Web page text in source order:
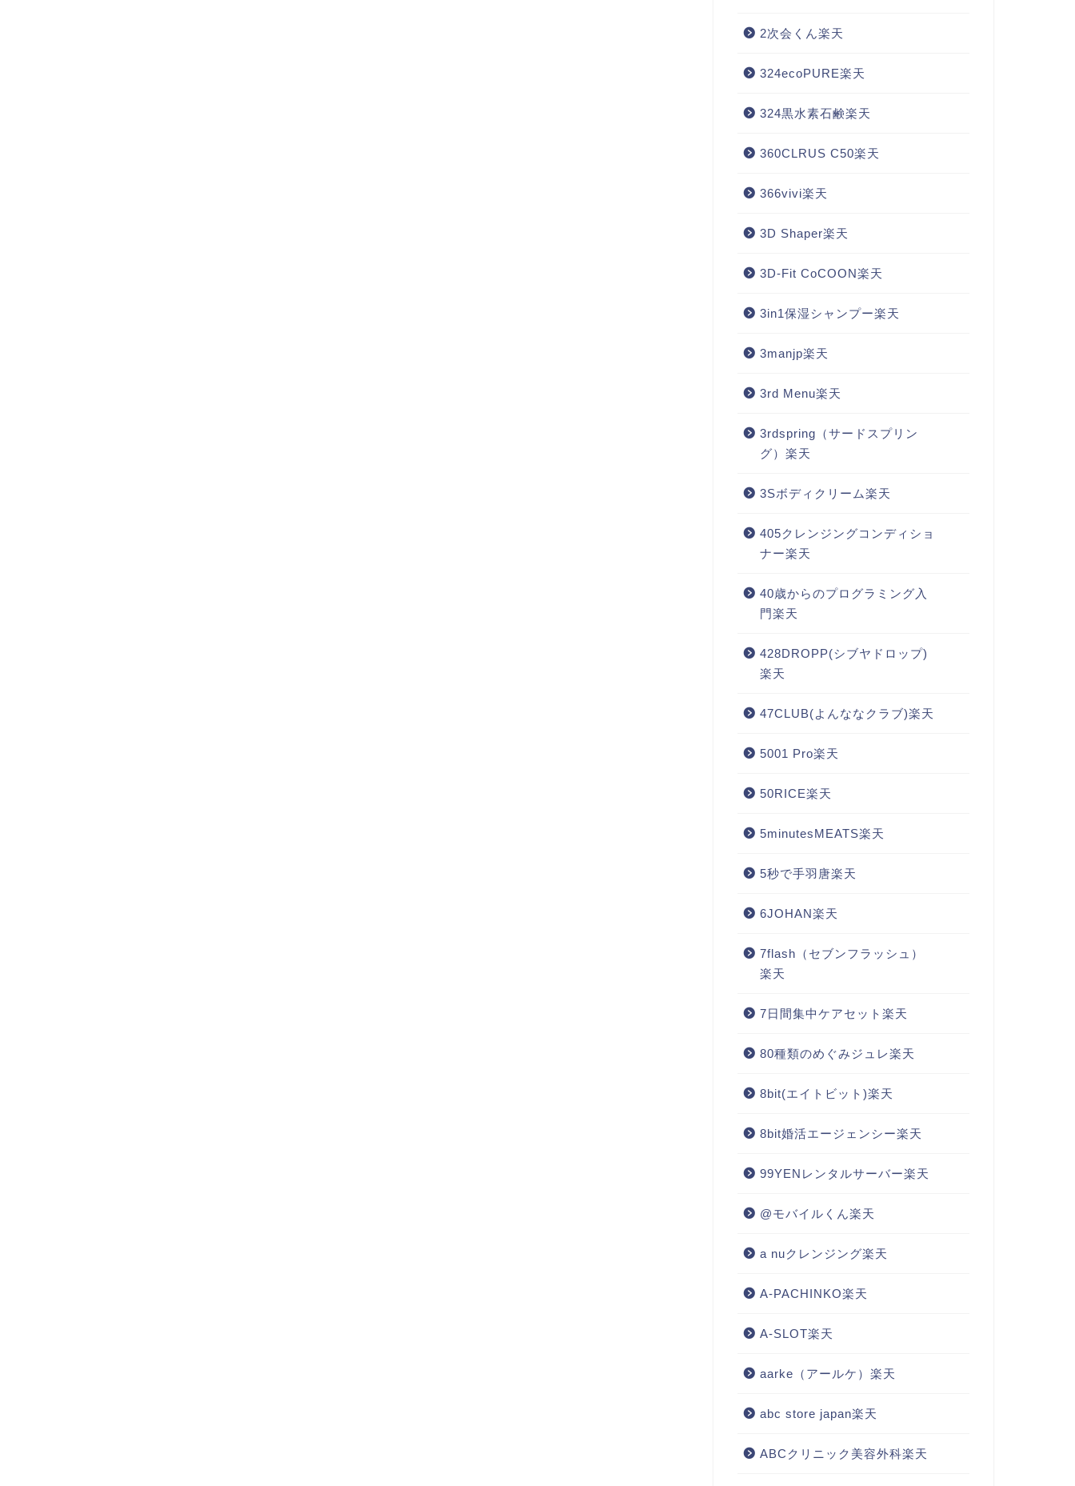
2次会くん楽天
324ecoPURE楽天
324黒水素石鹸楽天
360CLRUS C50楽天
366vivi楽天
3D Shaper楽天
3D-Fit CoCOON楽天
3in1保湿シャンプー楽天
3manjp楽天
3rd Menu楽天
3rdspring（サードスプリン
グ）楽天
3Sボディクリーム楽天
405クレンジングコンディショ
ナー楽天
40歳からのプログラミング入
門楽天
428DROPP(シブヤドロップ)
楽天
47CLUB(よんななクラブ)楽天
5001 Pro楽天
50RICE楽天
5minutesMEATS楽天
5秒で手羽唐楽天
6JOHAN楽天
7flash（セブンフラッシュ）
楽天
7日間集中ケアセット楽天
80種類のめぐみジュレ楽天
8bit(エイトビット)楽天
8bit婚活エージェンシー楽天
99YENレンタルサーバー楽天
@モバイルくん楽天
a nuクレンジング楽天
A-PACHINKO楽天
A-SLOT楽天
aarke（アールケ）楽天
abc store japan楽天
ABCクリニック美容外科楽天